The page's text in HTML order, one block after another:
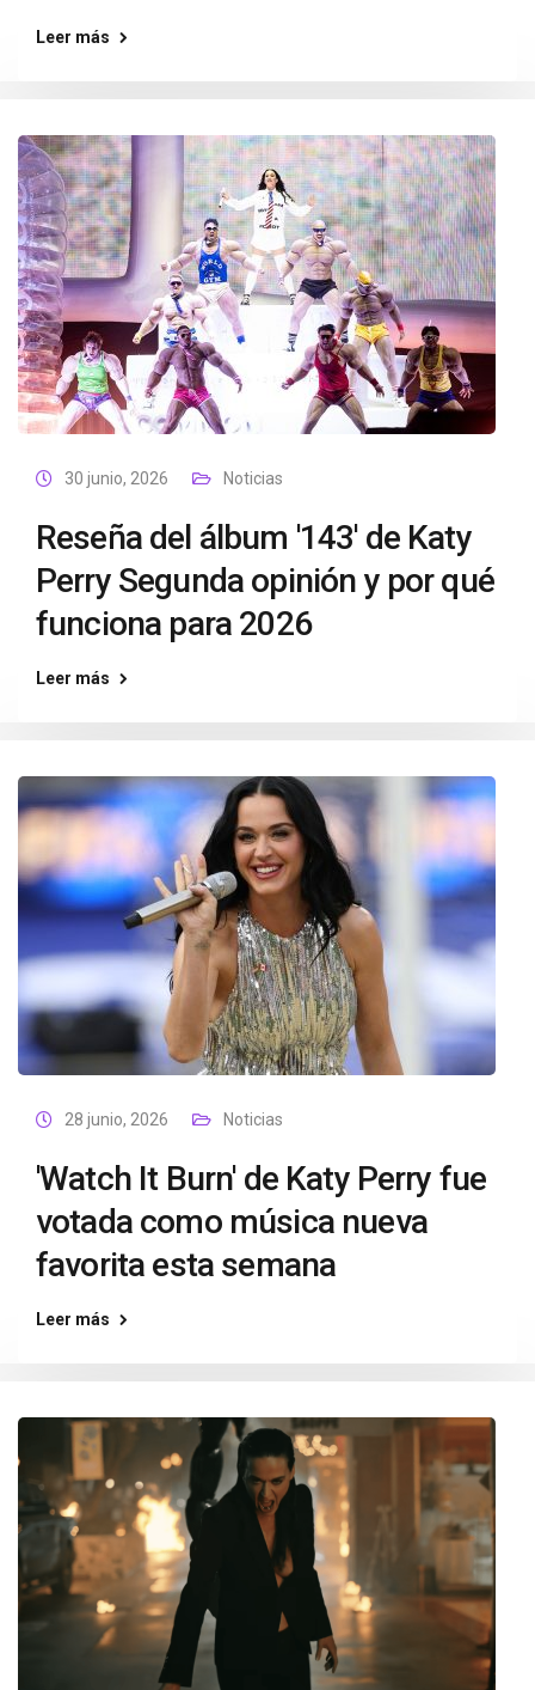
Leer más
30 junio, 2026 Noticias
Reseña del álbum '143' de Katy
Perry Segunda opinión y por qué
funciona para 2026
Leer más
28 junio, 2026 Noticias
'Watch It Burn' de Katy Perry fue
votada como música nueva
favorita esta semana
Leer más